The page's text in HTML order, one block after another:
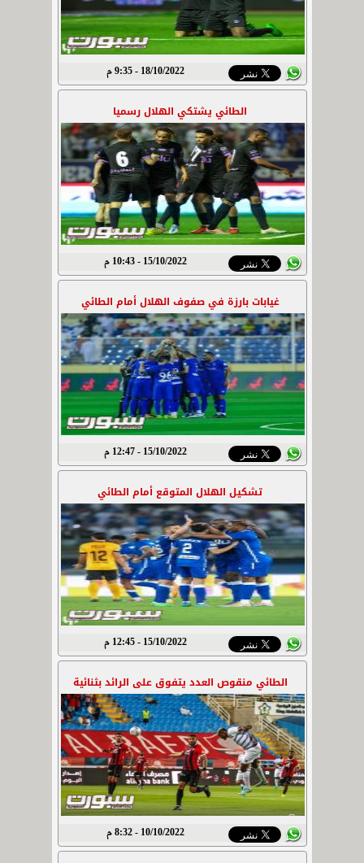
18/10/2022 - 9:35 م
الطائي يشتكي الهلال رسميا
15/10/2022 - 10:43 م
غيابات بارزة في صفوف الهلال أمام الطائي
15/10/2022 - 12:47 م
تشكيل الهلال المتوقع أمام الطائي
15/10/2022 - 12:45 م
الطائي منقوص العدد يتفوق على الرائد بثنائية
10/10/2022 - 8:32 م